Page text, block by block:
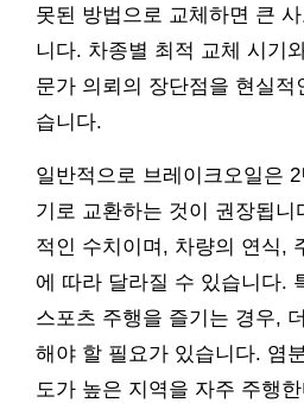
못된 방법으로 교체하면 큰
니다. 차종별 최적 교체 시기
문가 의뢰의 장단점을 현실적
습니다.
일반적으로 브레이크오일은
기로 교환하는 것이 권장됩니
적인 수치이며, 차량의 연식,
에 따라 달라질 수 있습니다.
스포츠 주행을 즐기는 경우,
해야 할 필요가 있습니다. 염
도가 높은 지역을 자주 주행